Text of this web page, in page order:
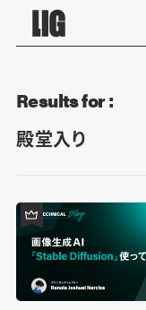
Results for :
殿堂入り